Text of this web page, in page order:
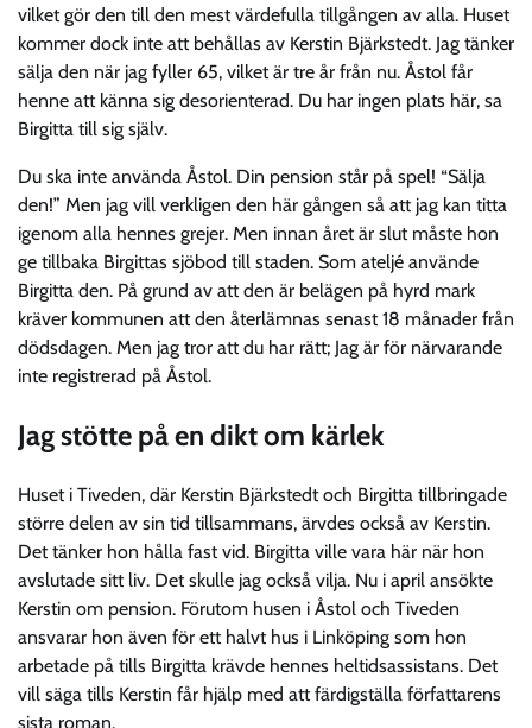
vilket gör den till den mest värdefulla tillgången av alla. Huset
kommer dock inte att behållas av Kerstin Bjärkstedt. Jag tänker
sälja den när jag fyller 65, vilket är tre år från nu. Åstol får
henne att känna sig desorienterad. Du har ingen plats här, sa
Birgitta till sig själv.
Du ska inte använda Åstol. Din pension står på spel! “Sälja
den!” Men jag vill verkligen den här gången så att jag kan titta
igenom alla hennes grejer. Men innan året är slut måste hon
ge tillbaka Birgittas sjöbod till staden. Som ateljé använde
Birgitta den. På grund av att den är belägen på hyrd mark
kräver kommunen att den återlämnas senast 18 månader från
dödsdagen. Men jag tror att du har rätt; Jag är för närvarande
inte registrerad på Åstol.
Jag stötte på en dikt om kärlek
Huset i Tiveden, där Kerstin Bjärkstedt och Birgitta tillbringade
större delen av sin tid tillsammans, ärvdes också av Kerstin.
Det tänker hon hålla fast vid. Birgitta ville vara här när hon
avslutade sitt liv. Det skulle jag också vilja. Nu i april ansökte
Kerstin om pension. Förutom husen i Åstol och Tiveden
ansvarar hon även för ett halvt hus i Linköping som hon
arbetade på tills Birgitta krävde hennes heltidsassistans. Det
vill säga tills Kerstin får hjälp med att färdigställa författarens
sista roman.